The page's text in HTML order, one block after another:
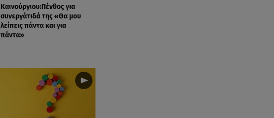
Καινούργιου:Πένθος για
συνεργάτιδά της «Θα μου
λείπεις πάντα και για
πάντα»